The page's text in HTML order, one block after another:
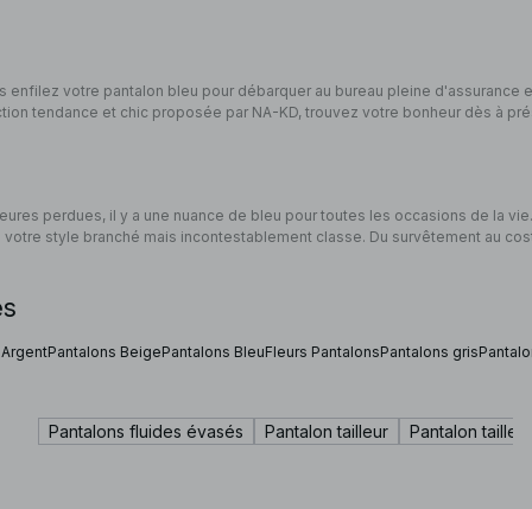
enfilez votre pantalon bleu pour débarquer au bureau pleine d'assurance
tendance et chic proposée par NA-KD, trouvez votre bonheur dès à
perdues, il y a une nuance de bleu pour toutes les occasions de la
style branché mais incontestablement classe. Du survêtement au
Pantalons BeigePantalons BleuFleurs PantalonsPantalons gris
Pantalons fluides évasés Pantalon tailleur Pantalon taille